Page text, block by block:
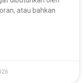
atau bahkan